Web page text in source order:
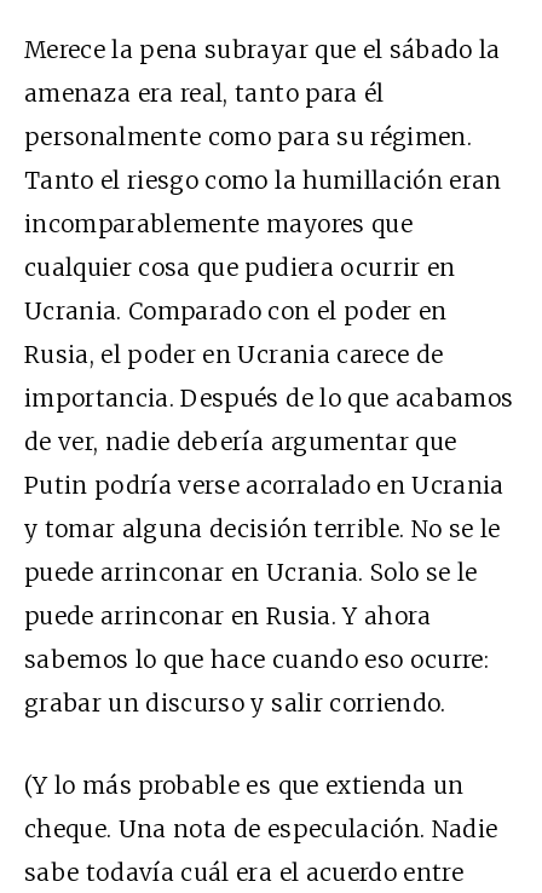
Merece la pena subrayar que el sábado la
amenaza era real, tanto para él
personalmente como para su régimen.
Tanto el riesgo como la humillación eran
incomparablemente mayores que
cualquier cosa que pudiera ocurrir en
Ucrania. Comparado con el poder en
Rusia, el poder en Ucrania carece de
importancia. Después de lo que acabamos
de ver, nadie debería argumentar que
Putin podría verse acorralado en Ucrania
y tomar alguna decisión terrible. No se le
puede arrinconar en Ucrania. Solo se le
puede arrinconar en Rusia. Y ahora
sabemos lo que hace cuando eso ocurre:
grabar un discurso y salir corriendo.
(Y lo más probable es que extienda un
cheque. Una nota de especulación. Nadie
sabe todavía cuál era el acuerdo entre